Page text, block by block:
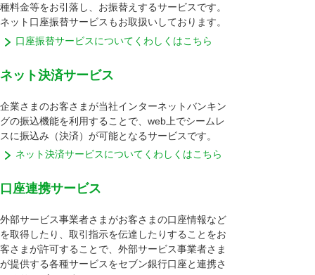
種料金等をお引落し、お振替えするサービスです。
ネット口座振替サービスもお取扱いしております。
口座振替サービスについてくわしくはこちら
ネット決済サービス
企業さまのお客さまが当社インターネットバンキン
グの振込機能を利用することで、web上でシームレ
スに振込み（決済）が可能となるサービスです。
ネット決済サービスについてくわしくはこちら
口座連携サービス
外部サービス事業者さまがお客さまの口座情報など
を取得したり、取引指示を伝達したりすることをお
客さまが許可することで、外部サービス事業者さま
が提供する各種サービスをセブン銀行口座と連携さ